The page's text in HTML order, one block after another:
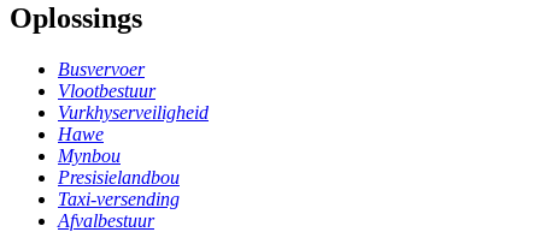
Oplossings
Busvervoer
Vlootbestuur
Vurkhyserveiligheid
Hawe
Mynbou
Presisielandbou
Taxi-versending
Afvalbestuur